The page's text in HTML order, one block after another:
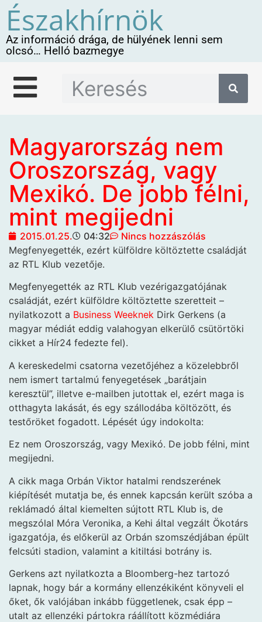
Északhírnök
Az információ drága, de hülyének lenni sem
olcsó… Helló bazmegye
Magyarország nem
Oroszország, vagy
Mexikó. De jobb félni,
mint megijedni
2015.01.25. 04:32
Nincs hozzászólás
Megfenyegették, ezért külföldre költöztette családját
az RTL Klub vezetője.
Megfenyegették az RTL Klub vezérigazgatójának
családját, ezért külföldre költöztette szeretteit –
nyilatkozott a Business Weeknek Dirk Gerkens (a
magyar médiát eddig valahogyan elkerülő csütörtöki
cikket a Hír24 fedezte fel).
A kereskedelmi csatorna vezetőjéhez a közelebbről
nem ismert tartalmú fenyegetések „barátjain
keresztül”, illetve e-mailben jutottak el, ezért maga is
otthagyta lakását, és egy szállodába költözött, és
testőröket fogadott. Lépését úgy indokolta:
Ez nem Oroszország, vagy Mexikó. De jobb félni, mint
megijedni.
A cikk maga Orbán Viktor hatalmi rendszerének
kiépítését mutatja be, és ennek kapcsán került szóba a
reklámadó által kiemelten sújtott RTL Klub is, de
megszólal Móra Veronika, a Kehi által vegzált Ökotárs
igazgatója, és előkerül az Orbán szomszédjában épült
felcsúti stadion, valamint a kitiltási botrány is.
Gerkens azt nyilatkozta a Bloomberg-hez tartozó
lapnak, hogy bár a kormány ellenzékiként könyveli el
őket, ők valójában inkább függetlenek, csak épp –
utalt az ellenzéki pártokra ráállított közmédiára